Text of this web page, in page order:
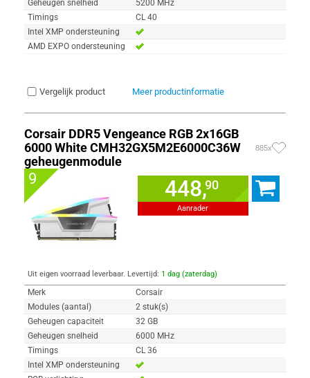
Geheugen snelheid
5200 MHz
Timings
CL 40
Intel XMP ondersteuning
AMD EXPO ondersteuning
Vergelijk product Meer productinformatie
Corsair DDR5 Vengeance RGB 2x16GB
6000 White CMH32GX5M2E6000C36W
geheugenmodule
885x
9 448,90
Aanrader
Uit eigen voorraad leverbaar. Levertijd: 1 dag (zaterdag)
Merk
Corsair
Modules (aantal)
2 stuk(s)
Geheugen capaciteit
32 GB
Geheugen snelheid
6000 MHz
Timings
CL 36
Intel XMP ondersteuning